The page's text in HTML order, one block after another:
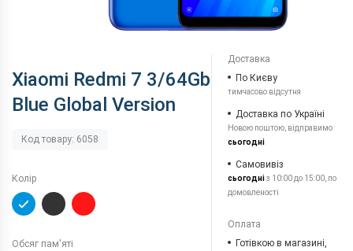
Xiaomi Redmi 7 3/64Gb
Blue Global Version
Код товару: 6058
Колір
Обсяг пам'яті
Доставка
По Києву
тимчасово відсутня
Доставка по Україні
Новою поштою, відправимо
сьогодні
Самовивіз
сьогодніз 10:00 до 15:00, по
домовленості
Оплата
Готівкою в магазині,